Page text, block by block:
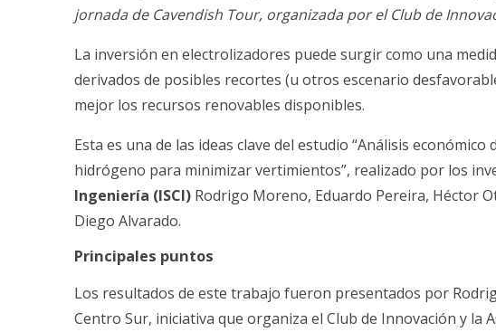
jornada de Cavendish Tour, organizada por el Club de
La inversión en electrolizadores puede surgir como una
derivados de posibles recortes (u otros escenario
mejor los recursos renovables disponibles.
Esta es una de las ideas clave del estudio “Análisis
hidrógeno para minimizar vertimientos”, realizado por los
Ingeniería (ISCI) Rodrigo Moreno, Eduardo Pereira, Héctor
Diego Alvarado.
Principales puntos
Los resultados de este trabajo fueron presentados por
Centro Sur, iniciativa que organiza el Club de Innovación y la